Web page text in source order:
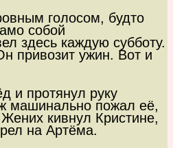
голосом, будто
собой
здесь каждую субботу.
привозит ужин. Вот и
и протянул руку
машинально пожал её,
кивнул Кристине,
на Артёма.